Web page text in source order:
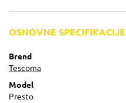
OSNOVNE SPECIFIKACIJE
Brend
Tescoma
Model
Presto